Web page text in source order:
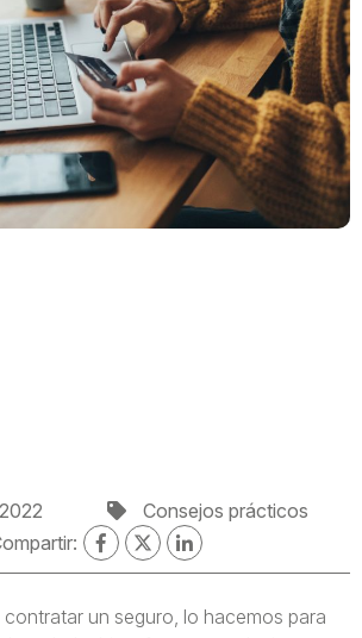
Consejos prácticos
un seguro, lo hacemos para